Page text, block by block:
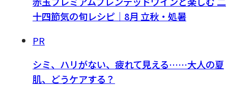
十四節気の旬レシピ｜8月 立秋・処暑
PR
シミ、ハリがない、疲れて見える……大人の夏
肌、どうケアする？